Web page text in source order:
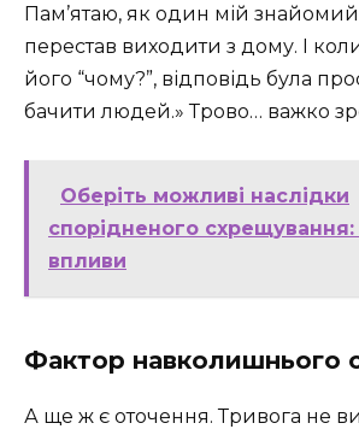
Пам’ятаю, як один мій
перестав виходити з дому. І
його “чому?”, відповідь була
бачити людей.» Трово… важко
Оберіть можливі наслідки
спорідненого схрещування:
впливи
Фактор навколишнього
А ще ж є оточення. Тривога не